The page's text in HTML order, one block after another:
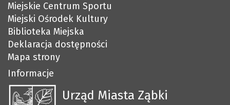
Miejskie Centrum Sportu
Miejski Ośrodek Kultury
Biblioteka Miejska
Deklaracja dostępności
Mapa strony
Informacje
Urząd Miasta Ząbki